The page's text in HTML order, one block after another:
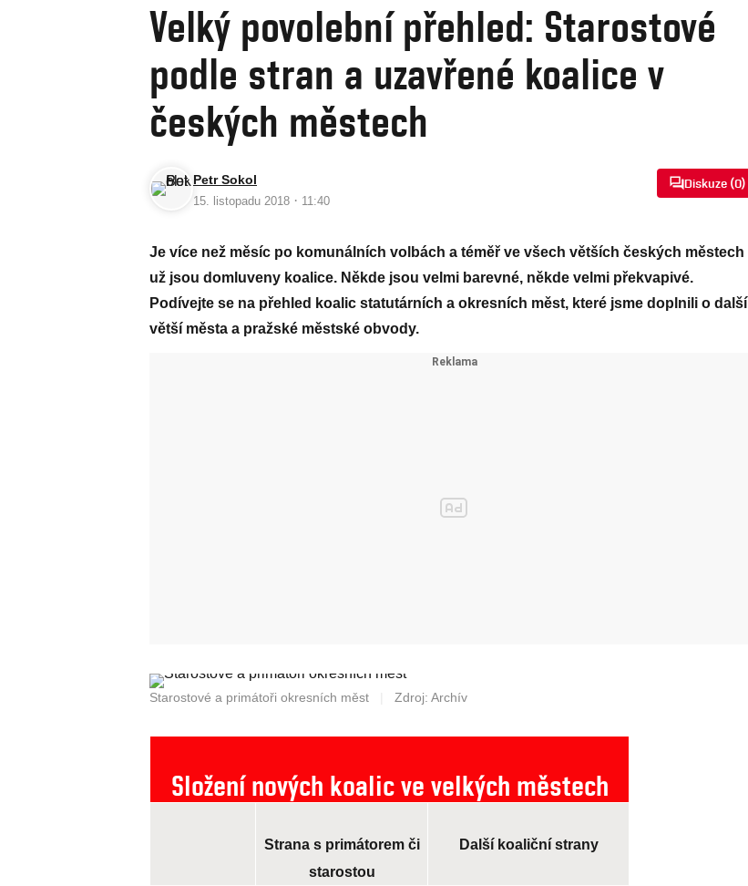
Velký povolební přehled: Starostové
podle stran a uzavřené koalice v
českých městech
Petr Sokol
15. listopadu 2018 · 11:40
Diskuze (0)
Je více než měsíc po komunálních volbách a téměř ve všech větších českých městech
už jsou domluveny koalice. Někde jsou velmi barevné, někde velmi překvapivé.
Podívejte se na přehled koalic statutárních a okresních měst, které jsme doplnili o další
větší města a pražské městské obvody.
Starostové a primátoři okresních měst Zdroj: Archív
Složení nových koalic ve velkých městech
Strana s primátorem či
starostou
Další koaliční strany